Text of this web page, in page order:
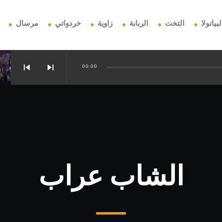
التخت الربابة زاوية خردواتي مرسال
skip_previous skip_next 00:00
الشاب عراب